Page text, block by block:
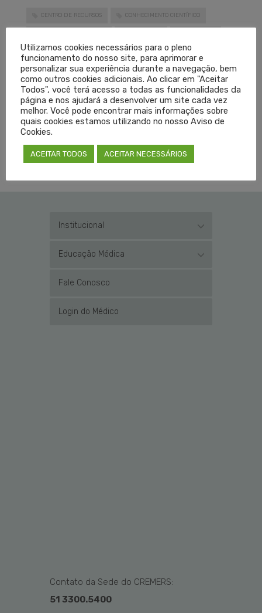
CENTRO DE RECURSOS CONHECIMENTO CIENTÍFICO
MEDPEDIA CREMERS MEDPEDIA RS
PLATAFORMA DE CONHECIMENTO
LEIA MAIS
PUBLICADO EM
Institucional
Educação Médica
Fale Conosco
Login do Médico
Contato da Sede do CREMERS:
51 3300.5400
Utilizamos cookies necessários para o pleno
funcionamento do nosso site, para aprimorar e
personalizar sua experiência durante a navegação, bem
como outros cookies adicionais. Ao clicar em "Aceitar
Todos", você terá acesso a todas as funcionalidades da
página e nos ajudará a desenvolver um site cada vez
melhor. Você pode encontrar mais informações sobre
quais cookies estamos utilizando no nosso Aviso de
Cookies.
ACEITAR TODOS ACEITAR NECESSÁRIOS